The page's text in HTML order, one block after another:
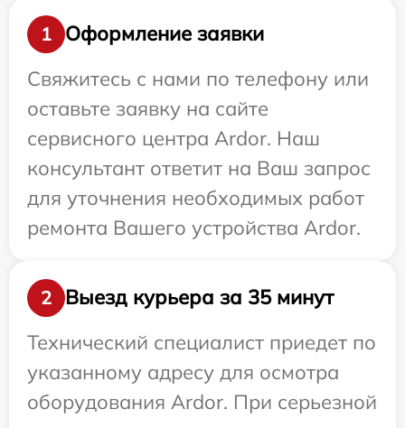
1
Оформление заявки
Свяжитесь с нами по телефону или
оставьте заявку на сайте
сервисного центра Ardor. Наш
консультант ответит на Ваш запрос
для уточнения необходимых работ
ремонта Вашего устройства Ardor.
2
Выезд курьера за 35 минут
Технический специалист приедет по
указанному адресу для осмотра
оборудования Ardor. При серьезной